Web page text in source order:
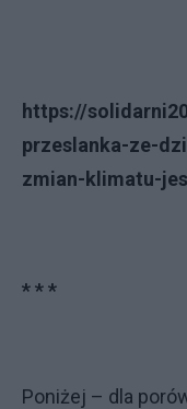
https://
przeslanka-ze-
zmian-klimatu-
* * *
Poniżej – dla